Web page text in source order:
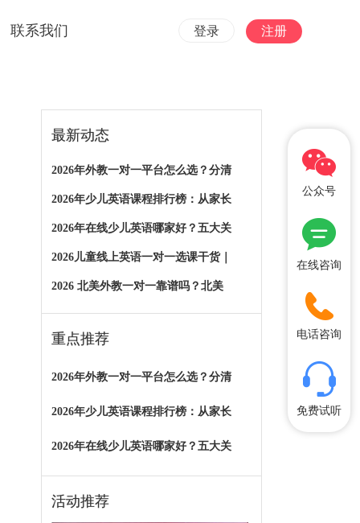
联系我们 登录 注册
最新动态
2026年外教一对一平台怎么选？分清
2026年少儿英语课程排行榜：从家长
2026年在线少儿英语哪家好？五大关
2026儿童线上英语一对一选课干货｜
2026 北美外教一对一靠谱吗？北美
重点推荐
2026年外教一对一平台怎么选？分清
2026年少儿英语课程排行榜：从家长
2026年在线少儿英语哪家好？五大关
活动推荐
公众号
在线咨询
电话咨询
免费试听